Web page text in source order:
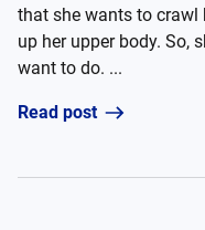
that she wants to crawl
up her upper body. So,
want to do. ...
Read post